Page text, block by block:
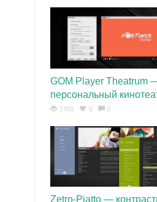
GOM Player Theatrum
персональный
3760 0 0
Zetro-Piatto —